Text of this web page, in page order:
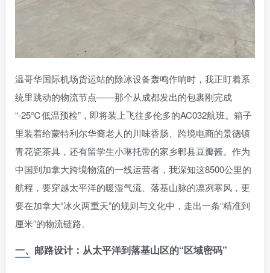
温哥华国际机场货运站的除冰设备轰鸣作响时，我正盯着系
统里跳动的物流节点——那个从成都发出的包裹刚完成
“-25℃低温预检”，即将装上飞往多伦多的AC032航班。箱子
里装着给蒙特利尔华裔老人的川味香肠、跨境电商的景德镇
青花瓷茶具，还有留学生小琳托带的家乡郫县豆瓣酱。作为
中国到加拿大跨境物流的一线运营者，我深知这8500公里的
航程，要穿越太平洋的暖湿气流、落基山脉的凛冽寒风，更
要在加拿大“冰火两重天”的规则与文化中，走出一条“精准到
厘米”的物流链路。
一、邮路设计：从太平洋到落基山区的“区域密码”